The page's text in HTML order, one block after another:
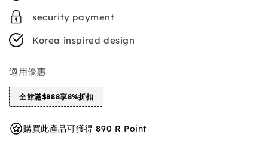
security payment
Korea inspired design
適用優惠
全館滿$888享8%折扣
購買此產品可獲得 890 R Point